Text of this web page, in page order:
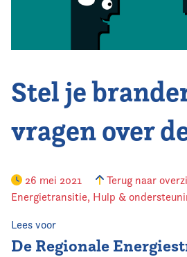
Stel je
vragen over
26 mei 2021
Terug naar
Energietransitie, Hulp &
Lees voor
De Regionale